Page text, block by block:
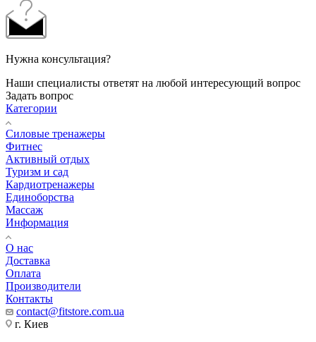
Нужна консультация?
Наши специалисты ответят на любой интересующий вопрос
Задать вопрос
Категории
Силовые тренажеры
Фитнес
Активный отдых
Туризм и сад
Кардиотренажеры
Единоборства
Массаж
Информация
О нас
Доставка
Оплата
Производители
Контакты
contact@fitstore.com.ua
г. Киев